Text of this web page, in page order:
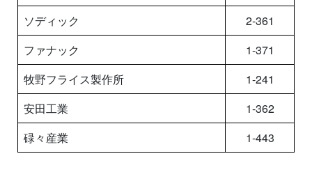
ソディック
2-361
ファナック
1-371
牧野フライス製作所
1-241
安田工業
1-362
碌々産業
1-443